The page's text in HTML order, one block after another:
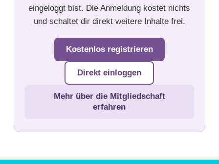
eingeloggt bist. Die Anmeldung kostet nichts
und schaltet dir direkt weitere Inhalte frei.
Kostenlos registrieren
Direkt einloggen
Mehr über die Mitgliedschaft
erfahren